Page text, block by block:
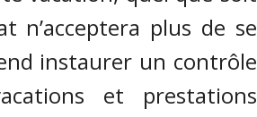
n’acceptera plus de se
instaurer un contrôle
et prestations